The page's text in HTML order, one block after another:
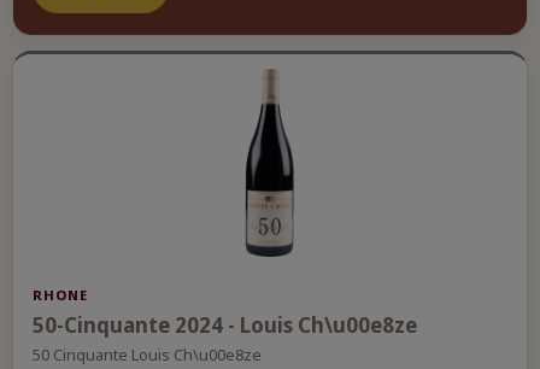
RHONE
50-Cinquante 2024 - Louis Ch\u00e8ze
50 Cinquante Louis Ch\u00e8ze